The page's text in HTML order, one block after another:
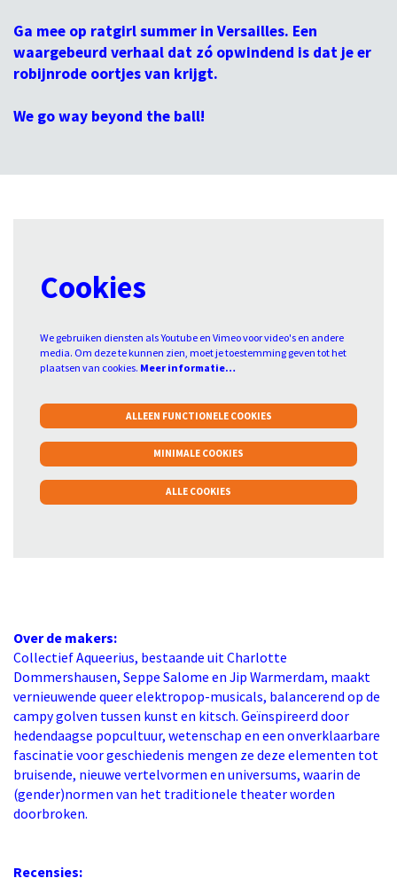
Ga mee op ratgirl summer in Versailles. Een
waargebeurd verhaal dat zó opwindend is dat je er
robijnrode oortjes van krijgt.
We go way beyond the ball!
Cookies
We gebruiken diensten als Youtube en Vimeo voor video's en andere
media. Om deze te kunnen zien, moet je toestemming geven tot het
plaatsen van cookies. Meer informatie…
ALLEEN FUNCTIONELE COOKIES
MINIMALE COOKIES
ALLE COOKIES
Over de makers:
Collectief Aqueerius, bestaande uit Charlotte
Dommershausen, Seppe Salome en Jip Warmerdam, maakt
vernieuwende queer elektropop-musicals, balancerend op de
campy golven tussen kunst en kitsch. Geïnspireerd door
hedendaagse popcultuur, wetenschap en een onverklaarbare
fascinatie voor geschiedenis mengen ze deze elementen tot
bruisende, nieuwe vertelvormen en universums, waarin de
(gender)normen van het traditionele theater worden
doorbroken.
Recensies: